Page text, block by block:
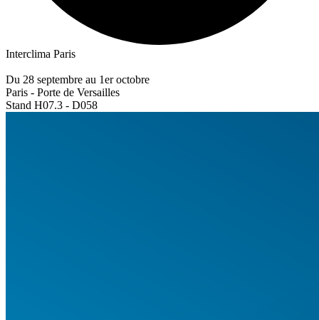
Interclima Paris
Du 28 septembre au 1er octobre
Paris - Porte de Versailles
Stand H07.3 - D058